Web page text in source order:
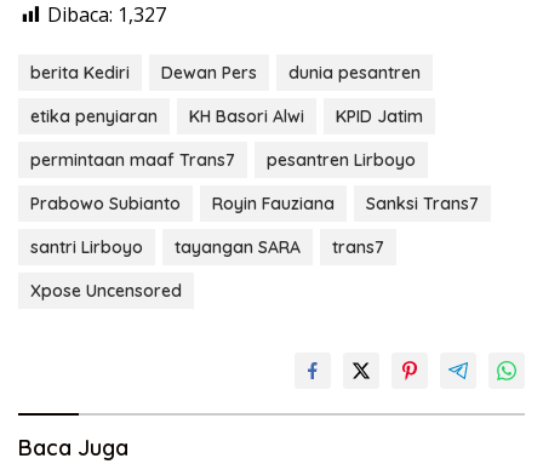
Dibaca: 1,327
berita Kediri Dewan Pers
dunia pesantren
etika penyiaran
KH Basori Alwi
KPID Jatim
permintaan maaf Trans7
pesantren Lirboyo
Prabowo Subianto
Royin Fauziana
Sanksi Trans7
santri Lirboyo
tayangan SARA
trans7
Xpose Uncensored
Baca Juga